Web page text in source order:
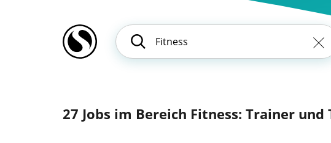
27 Jobs im Bereich Fitness: Trainer